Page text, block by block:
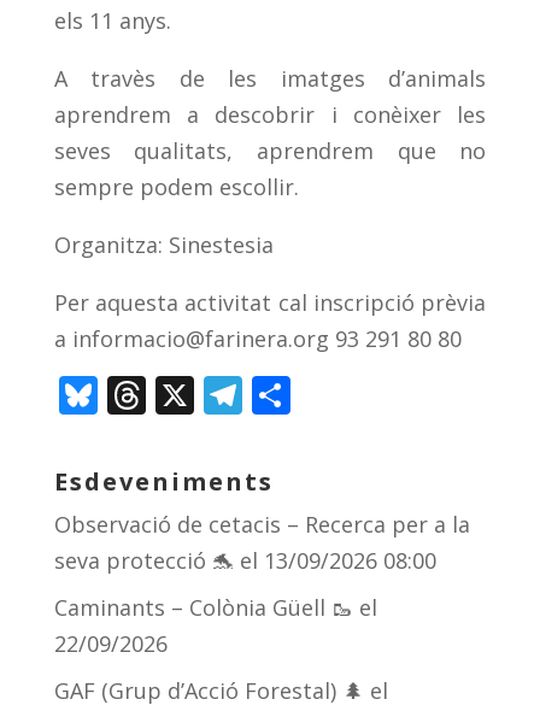
els 11 anys.
A travès de les imatges d’animals
aprendrem a descobrir i conèixer les
seves qualitats, aprendrem que no
sempre podem escollir.
Organitza: Sinestesia
Per aquesta activitat cal inscripció prèvia
a informacio@farinera.org 93 291 80 80
Bl
e
sk
y
T
re
a
d
s
X T
e
gr
a
m
C
p
ar
te
ix
Esdeveniments
Observació de cetacis – Recerca per a la
seva protecció 🐬 el 13/09/2026 08:00
Caminants – Colònia Güell 🥾 el
22/09/2026
GAF (Grup d’Acció Forestal) 🌲 el